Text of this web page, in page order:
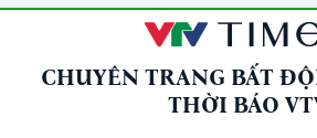
CHUYÊN TRANG BẤT
THỜI BÁO